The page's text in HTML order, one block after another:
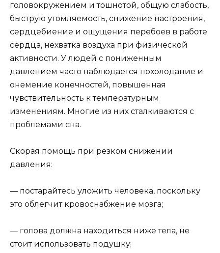
головокружением и тошнотой, общую слабость,
быструю утомляемость, снижение настроения,
сердцебиение и ощущения перебоев в работе
сердца, нехватка воздуха при физической
активности. У людей с пониженным
давлением часто наблюдается похолодание и
онемение конечностей, повышенная
чувствительность к температурным
изменениям. Многие из них сталкиваются с
проблемами сна.
Скорая помощь при резком снижении
давления:
— постарайтесь уложить человека, поскольку
это облегчит кровоснабжение мозга;
— голова должна находиться ниже тела, не
стоит использовать подушку;